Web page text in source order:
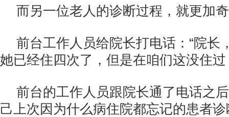
而另一位老人的诊断过程，就更加
前台工作人员给院长打电话：“院长
她已经住四次了，但是在咱们这没住过
前台的工作人员跟院长通了电话之
己上次因为什么病住院都忘记的患者诊